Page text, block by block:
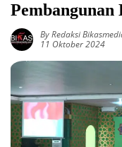
Pembangunan
By Redaksi
11 Oktober 2024